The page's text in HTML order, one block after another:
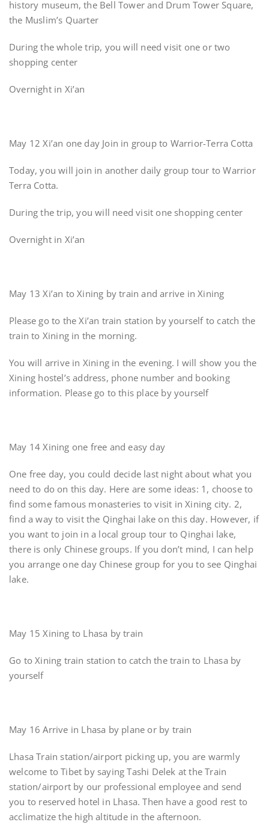
history museum, the Bell Tower and Drum Tower Square,
the Muslim’s Quarter
During the whole trip, you will need visit one or two
shopping center
Overnight in Xi’an
May 12 Xi’an one day Join in group to Warrior-Terra Cotta
Today, you will join in another daily group tour to Warrior
Terra Cotta.
During the trip, you will need visit one shopping center
Overnight in Xi’an
May 13 Xi’an to Xining by train and arrive in Xining
Please go to the Xi’an train station by yourself to catch the
train to Xining in the morning.
You will arrive in Xining in the evening. I will show you the
Xining hostel’s address, phone number and booking
information. Please go to this place by yourself
May 14 Xining one free and easy day
One free day, you could decide last night about what you
need to do on this day. Here are some ideas: 1, choose to
find some famous monasteries to visit in Xining city. 2,
find a way to visit the Qinghai lake on this day. However, if
you want to join in a local group tour to Qinghai lake,
there is only Chinese groups. If you don’t mind, I can help
you arrange one day Chinese group for you to see Qinghai
lake.
May 15 Xining to Lhasa by train
Go to Xining train station to catch the train to Lhasa by
yourself
May 16 Arrive in Lhasa by plane or by train
Lhasa Train station/airport picking up, you are warmly
welcome to Tibet by saying Tashi Delek at the Train
station/airport by our professional employee and send
you to reserved hotel in Lhasa. Then have a good rest to
acclimatize the high altitude in the afternoon.